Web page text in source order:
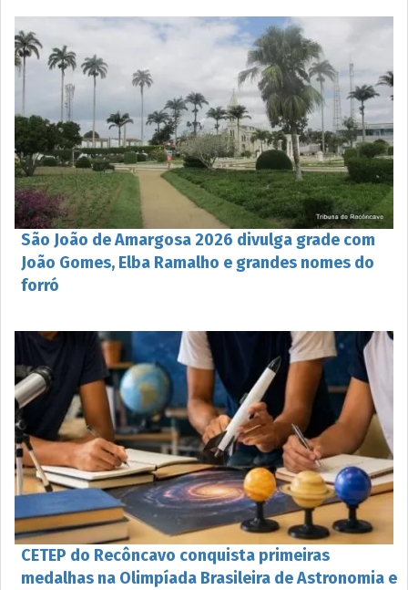
São João de Amargosa 2026 divulga grade com
João Gomes, Elba Ramalho e grandes nomes do
forró
CETEP do Recôncavo conquista primeiras
medalhas na Olimpíada Brasileira de Astronomia e